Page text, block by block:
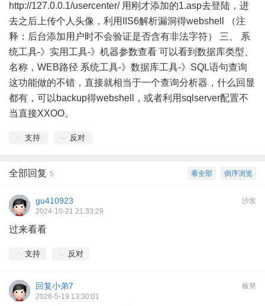
http://127.0.0.1/usercenter/ 用刚才添加的1.asp去登陆，进
去之后上传个人头像，利用IIS6解析漏洞得webshell （注
释：后台添加用户时不会验证是否含有非法字符） 三、 系
统工具-》实用工具-》机器参数查看 可以看到数据库类型、
名称，WEB路径 系统工具-》数据库工具-》SQL语句查询
这功能做的不错，直接就相当于一个查询分析器，什么回显
都有，可以backup得webshell，或者利用sqlserver配置不
当直接XXOO。
支持 反对
倒序浏览
看全部
全部回复 5
沙发
gu410923
2024-10-21 21:33:29
过来看看
支持 反对
板凳
回复小弟7
2026-5-19 13:30:01